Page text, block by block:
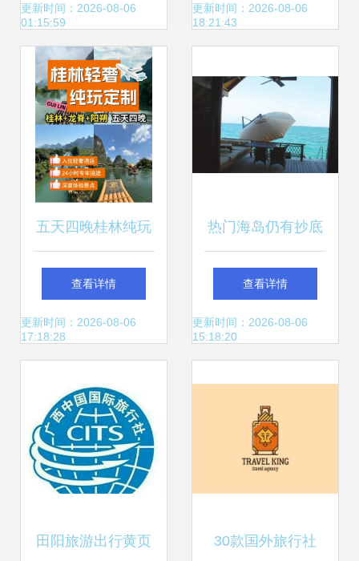
吧！
更新时间：2026-08-06
01:15:59
秘
更新时间：2026-08-06
18:21:43
五天四晚桂林纯玩
定制游攻略——从
行程到旅行社选择
查看详情
更新时间：2026-08-06
17:18:28
热门海岛仍有抄底
价，塞班岛游客关
注热度暴增成旅行
查看详情
更新时间：2026-08-06
15:18:20
田阳旅游出行黄页 30款国外旅行社